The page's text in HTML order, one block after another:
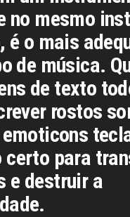
no mesmo
é o mais
de música.
de texto
rostos
certo para
e destruir a